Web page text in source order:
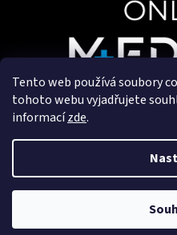
Tento web používá soubory
tohoto webu vyjadřujete
informacízde.
Copyright 2025
Vytvořil a